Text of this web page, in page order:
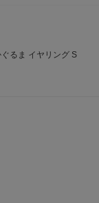
るま イヤリング S